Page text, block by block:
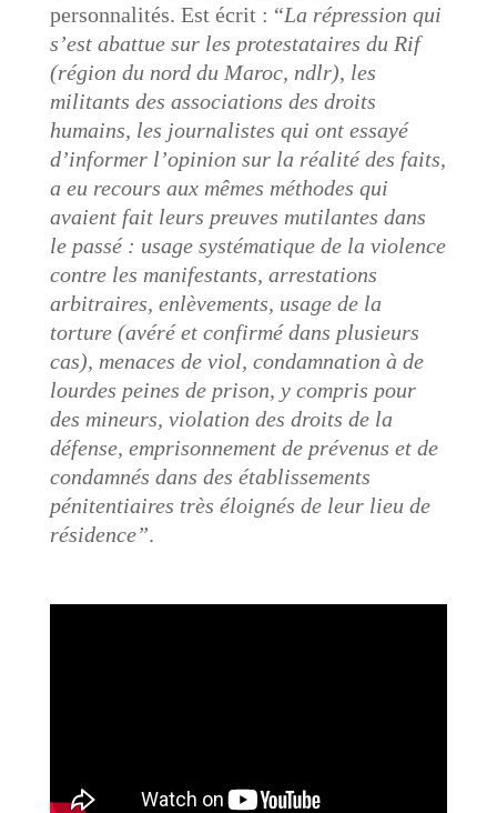
personnalités. Est écrit : “La répression qui
s’est abattue sur les protestataires du Rif
(région du nord du Maroc, ndlr), les
militants des associations des droits
humains, les journalistes qui ont essayé
d’informer l’opinion sur la réalité des faits,
a eu recours aux mêmes méthodes qui
avaient fait leurs preuves mutilantes dans
le passé : usage systématique de la violence
contre les manifestants, arrestations
arbitraires, enlèvements, usage de la
torture (avéré et confirmé dans plusieurs
cas), menaces de viol, condamnation à de
lourdes peines de prison, y compris pour
des mineurs, violation des droits de la
défense, emprisonnement de prévenus et de
condamnés dans des établissements
pénitentiaires très éloignés de leur lieu de
résidence”.